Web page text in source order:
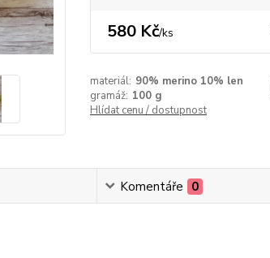
580 Kč/ks
materiál: 90% merino 10% len
gramáž: 100 g
Hlídat cenu / dostupnost
Komentáře 0